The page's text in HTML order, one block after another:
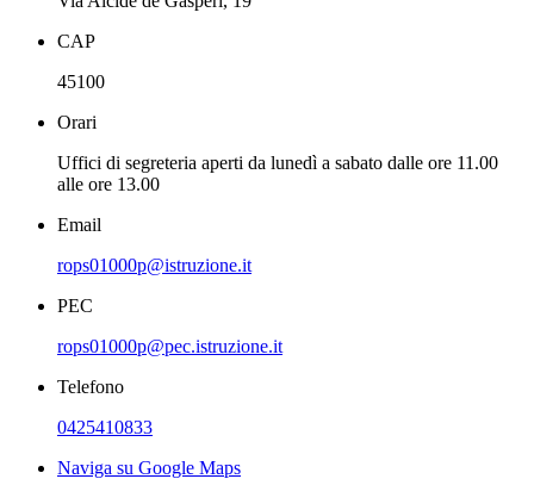
CAP
45100
Orari
Uffici di segreteria aperti da lunedì a sabato dalle ore 11.00
alle ore 13.00
Email
rops01000p@istruzione.it
PEC
rops01000p@pec.istruzione.it
Telefono
0425410833
Naviga su Google Maps